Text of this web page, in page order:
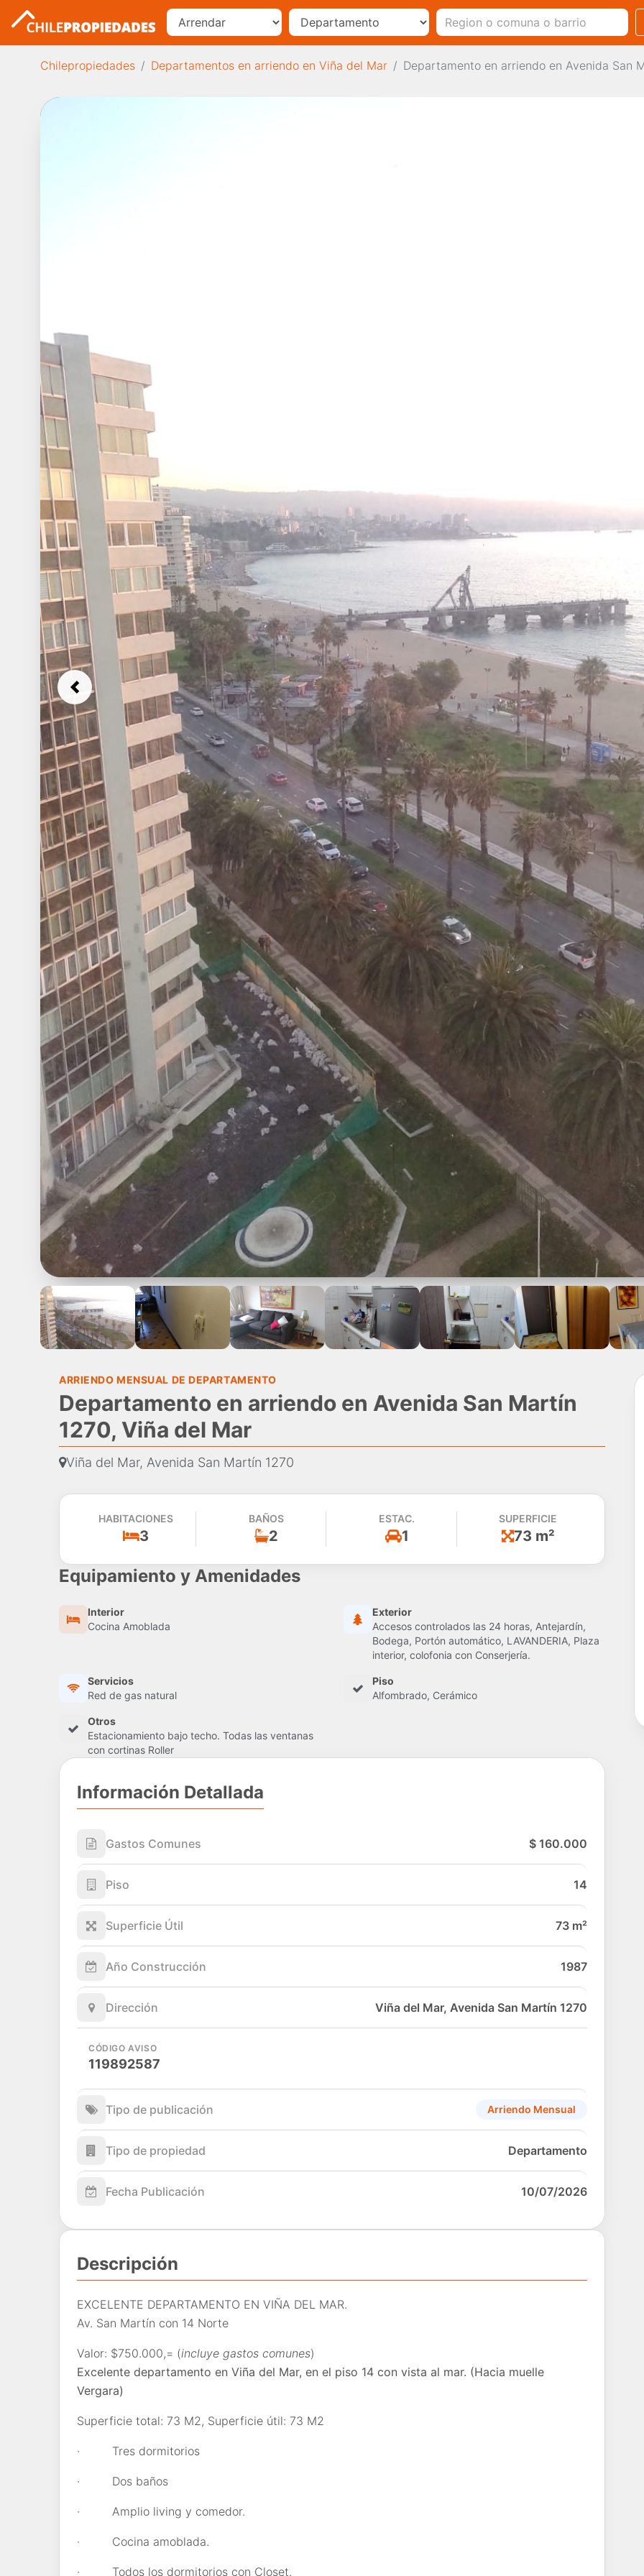
Chilepropiedades Departamentos en arriendo en Viña del Mar Departamento en arriendo en Avenida San
Previous
ARRIENDO MENSUAL DE DEPARTAMENTO
Departamento en arriendo en Avenida San Martín
1270, Viña del Mar
Viña del Mar, Avenida San Martín 1270
HABITACIONES
3
BAÑOS
2
ESTAC.
1
SUPERFICIE
73 m²
Equipamiento y Amenidades
Interior
Cocina Amoblada
Exterior
Accesos controlados las 24 horas, Antejardín,
Bodega, Portón automático, LAVANDERIA, Plaza
interior, colofonia con Conserjería.
Servicios
Red de gas natural
Piso
Alfombrado, Cerámico
Otros
Estacionamiento bajo techo. Todas las ventanas
con cortinas Roller
Información Detallada
Gastos Comunes $ 160.000
Piso 14
Superficie Útil 73 m²
Año Construcción 1987
Dirección Viña del Mar, Avenida San Martín 1270
CÓDIGO AVISO
119892587
Tipo de publicación Arriendo Mensual
Tipo de propiedad Departamento
Fecha Publicación 10/07/2026
Descripción
EXCELENTE DEPARTAMENTO EN VIÑA DEL MAR.
Av. San Martín con 14 Norte
Valor: $750.000,= (incluye gastos comunes)
Excelente departamento en Viña del Mar, en el piso 14 con vista al mar. (Hacia muelle
Vergara)
Superficie total: 73 M2, Superficie útil: 73 M2
· Tres dormitorios
· Dos baños
· Amplio living y comedor.
· Cocina amoblada.
· Todos los dormitorios con Closet.